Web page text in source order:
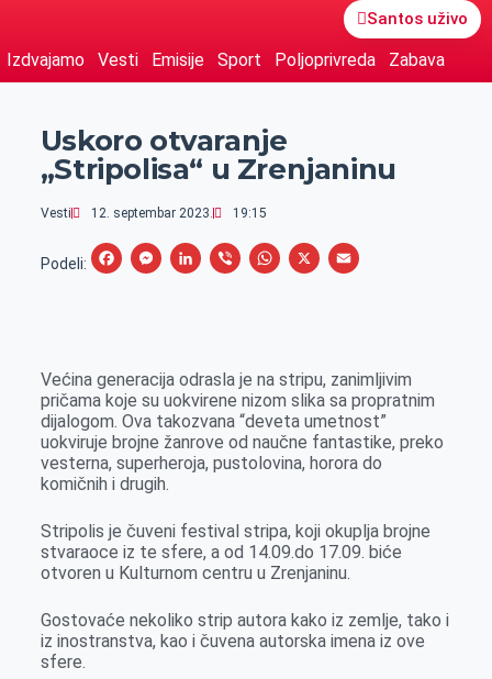
Santos uživo
Izdvajamo Vesti Emisije Sport Poljoprivreda Zabava
Uskoro otvaranje
„Stripolisa“ u Zrenjaninu
Vesti 12. septembar 2023. 19:15
Podeli:
F
b
o
o
k
M
e
n
g
e
L
e
d
I
n
V
r
W
s
A
p
p
X
E
l
Većina generacija odrasla je na stripu, zanimljivim
pričama koje su uokvirene nizom slika sa propratnim
dijalogom. Ova takozvana “deveta umetnost”
uokviruje brojne žanrove od naučne fantastike, preko
vesterna, superheroja, pustolovina, horora do
komičnih i drugih.
Stripolis je čuveni festival stripa, koji okuplja brojne
stvaraoce iz te sfere, a od 14.09.do 17.09. biće
otvoren u Kulturnom centru u Zrenjaninu.
Gostovaće nekoliko strip autora kako iz zemlje, tako i
iz inostranstva, kao i čuvena autorska imena iz ove
sfere.